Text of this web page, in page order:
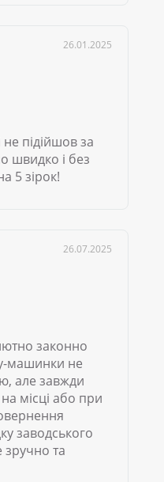
26.01.2025
підійшов за
швидко і без
5 зірок!
26.07.2025
законно
машинки не
але завжди
місці або при
заводського
зручно та